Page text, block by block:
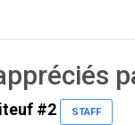
#2 STAFF